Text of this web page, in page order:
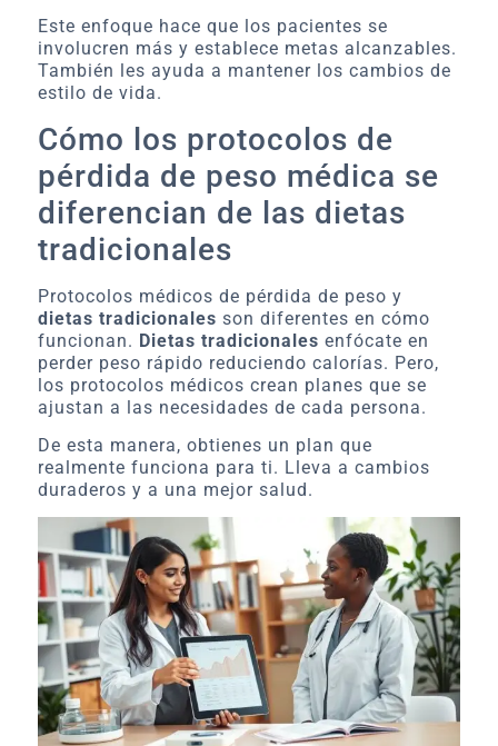
Este enfoque hace que los pacientes se
involucren más y establece metas alcanzables.
También les ayuda a mantener los cambios de
estilo de vida.
Cómo los protocolos de
pérdida de peso médica se
diferencian de las dietas
tradicionales
Protocolos médicos de pérdida de peso y
dietas tradicionales son diferentes en cómo
funcionan. Dietas tradicionales enfócate en
perder peso rápido reduciendo calorías. Pero,
los protocolos médicos crean planes que se
ajustan a las necesidades de cada persona.
De esta manera, obtienes un plan que
realmente funciona para ti. Lleva a cambios
duraderos y a una mejor salud.